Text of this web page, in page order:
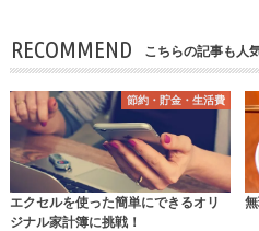
RECOMMEND こちらの記事も人
節約・貯金・生活費
エクセルを使った簡単にできるオリ
ジナル家計簿に挑戦！